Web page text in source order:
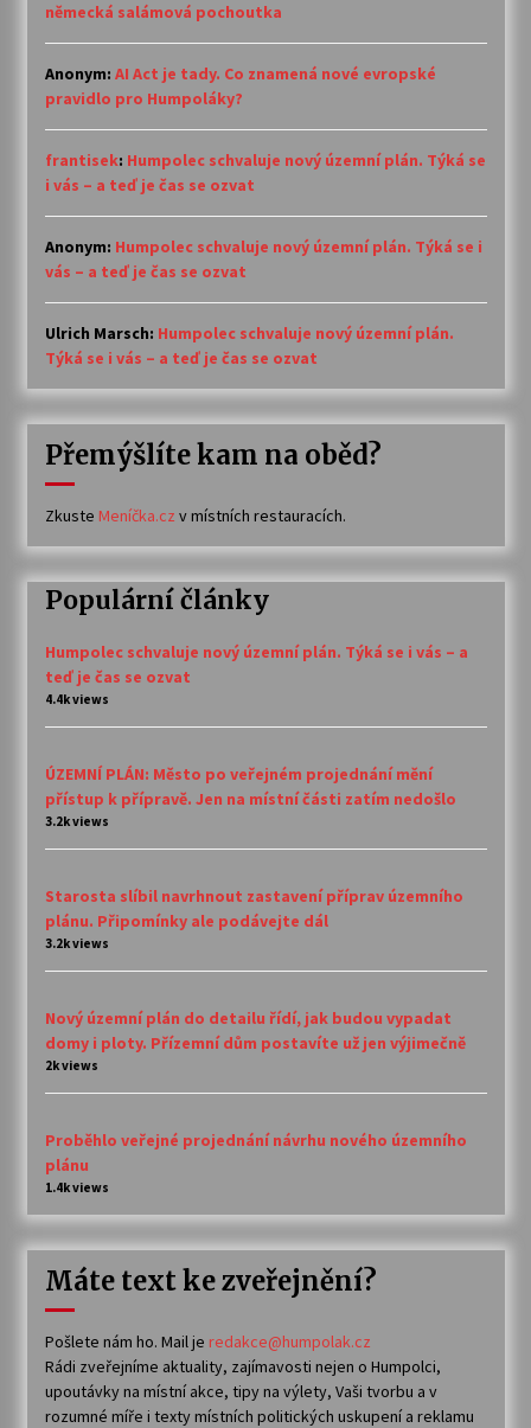
německá salámová pochoutka
Anonym: AI Act je tady. Co znamená nové evropské
pravidlo pro Humpoláky?
frantisek: Humpolec schvaluje nový územní plán. Týká se
i vás – a teď je čas se ozvat
Anonym: Humpolec schvaluje nový územní plán. Týká se i
vás – a teď je čas se ozvat
Ulrich Marsch: Humpolec schvaluje nový územní plán.
Týká se i vás – a teď je čas se ozvat
Přemýšlíte kam na oběd?
Zkuste Meníčka.cz v místních restauracích.
Populární články
Humpolec schvaluje nový územní plán. Týká se i vás – a
teď je čas se ozvat
4.4k views
ÚZEMNÍ PLÁN: Město po veřejném projednání mění
přístup k přípravě. Jen na místní části zatím nedošlo
3.2k views
Starosta slíbil navrhnout zastavení příprav územního
plánu. Připomínky ale podávejte dál
3.2k views
Nový územní plán do detailu řídí, jak budou vypadat
domy i ploty. Přízemní dům postavíte už jen výjimečně
2k views
Proběhlo veřejné projednání návrhu nového územního
plánu
1.4k views
Máte text ke zveřejnění?
Pošlete nám ho. Mail je redakce@humpolak.cz
Rádi zveřejníme aktuality, zajímavosti nejen o Humpolci,
upoutávky na místní akce, tipy na výlety, Vaši tvorbu a v
rozumné míře i texty místních politických uskupení a reklamu